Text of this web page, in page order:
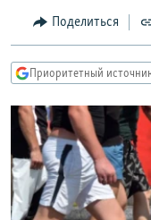
Вернутся
главной
навигации
Вернутся
поиску
МНЕНИЯ
IDEL.РЕАЛИИ
КАВКАЗ.РЕАЛИИ
СЕВЕР.РЕАЛИИ
СИБИРЬ.РЕАЛИИ
РАСПИСАНИЕ
Поделиться
Приоритетный